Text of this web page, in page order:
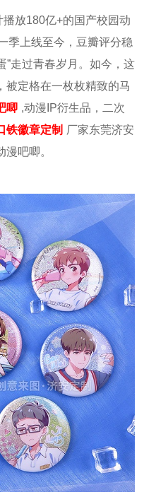
播放180亿+的国产校园动
季上线至今，豆瓣评分稳
”走过青春岁月。如今，这
被定格在一枚枚精致的马
唧 ,动漫IP衍生品，二次
铁徽章定制 厂家东莞济安
吧唧。